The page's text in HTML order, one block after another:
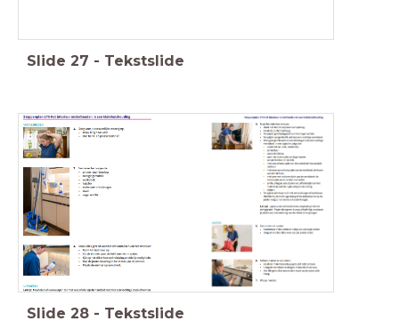
Slide 27 - Tekstslide
Slide 28 - Tekstslide